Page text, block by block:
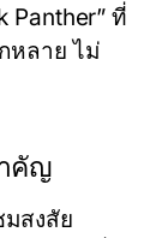
Panther” ที่
หลาย ไม่
คัญ
สงสัย